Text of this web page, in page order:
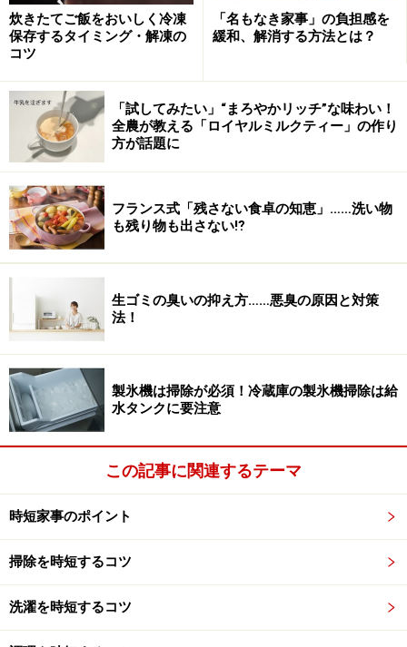
雨でどうせ汚れるから、窓や網戸のお掃除は梅雨時には
で、窓拭きをしてみてください。湿度があるほうが、窓
ガラスの汚れは断然落ちやすいのです。
また、網戸の埃も、乾燥した晴天時は飛び散ってしまい
がちですが、湿気のある曇天、もしくは小雨の日のほう
が効率よく落とせます。
ガラスクリーナーと布を使ってのお掃除より、写真のよ
うな電動スキージーを使うと気軽に掃除できるので、お
すすめです。思い立ったらすぐ使える道具を、常備して
おくのもお掃除のハードルを下げるコツですね。
網戸は、埃が大量についている場合は、裏側に新聞紙を
当てながら掃除機で埃を吸い取ります。その上で、市販
の網戸用のお掃除シートを使えば簡単です。専用ハンド
ルがなくても、シートを台所用のスポンジに巻いて、表
面をこするように拭くと、簡単に汚れを落とすことがで
きます。試してみてくださいね。
スクラビングバブル 網戸掃除 網戸ワイパー 専用ウェ
炊きたてご飯をおいしく冷凍
保存するタイミング・解凍の
コツ
「名もなき家事」の負担感を
緩和、解消する方法とは？
「試してみたい」“まろやかリッチ”な味わい！
全農が教える「ロイヤルミルクティー」の作り
方が話題に
フランス式「残さない食卓の知恵」……洗い物
も残り物も出さない⁉
生ゴミの臭いの抑え方……悪臭の原因と対策
法！
製氷機は掃除が必須！冷蔵庫の製氷機掃除は給
水タンクに要注意
この記事に関連するテーマ
時短家事のポイント
掃除を時短するコツ
洗濯を時短するコツ